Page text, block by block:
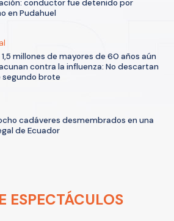
conductor fue detenido por
en Pudahuel
1,5 millones de mayores de 60 años aún
contra la influenza: No descartan
segundo brote
cadáveres desmembrados en una
de Ecuador
ESPECTÁCULOS